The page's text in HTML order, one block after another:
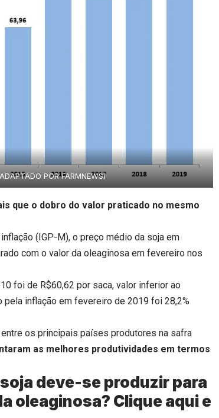
POR FARMNEWS)
que o dobro do valor praticado no mesmo
(IGP-M), o preço médio da soja em
com o valor da oleaginosa em fevereiro nos
foi de R$60,62 por saca, valor inferior ao
inflação em fevereiro de 2019 foi 28,2%
os principais países produtores na safra
as melhores produtividades em termos
deve-se produzir para
oleaginosa? Clique aquie